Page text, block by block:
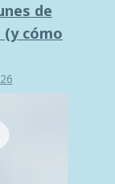
de
(y cómo